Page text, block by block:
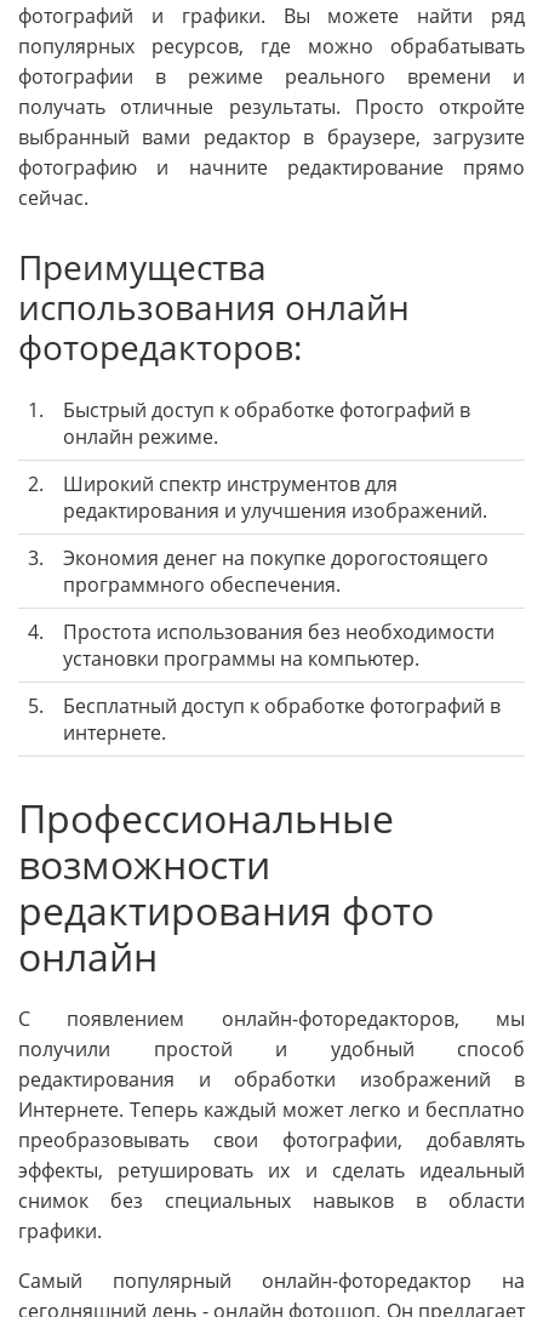
фотографий и графики. Вы можете найти ряд
популярных ресурсов, где можно обрабатывать
фотографии в режиме реального времени и
получать отличные результаты. Просто откройте
выбранный вами редактор в браузере, загрузите
фотографию и начните редактирование прямо
сейчас.
Преимущества
использования онлайн
фоторедакторов:
1.
Быстрый доступ к обработке фотографий в
онлайн режиме.
2.
Широкий спектр инструментов для
редактирования и улучшения изображений.
3.
Экономия денег на покупке дорогостоящего
программного обеспечения.
4.
Простота использования без необходимости
установки программы на компьютер.
5.
Бесплатный доступ к обработке фотографий в
интернете.
Профессиональные
возможности
редактирования фото
онлайн
С появлением онлайн-фоторедакторов, мы
получили простой и удобный способ
редактирования и обработки изображений в
Интернете. Теперь каждый может легко и бесплатно
преобразовывать свои фотографии, добавлять
эффекты, ретушировать их и сделать идеальный
снимок без специальных навыков в области
графики.
Самый популярный онлайн-фоторедактор на
сегодняшний день - онлайн фотошоп. Он предлагает